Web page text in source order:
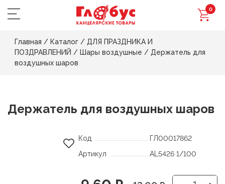
0
Главная / Каталог / ДЛЯ ПРАЗДНИКА И
ПОЗДРАВЛЕНИЙ / Шары воздушные / Держатель для
воздушных шаров
Держатель для воздушных шаров
Код
ГЛ00017862
Артикул
AL5426 1/100